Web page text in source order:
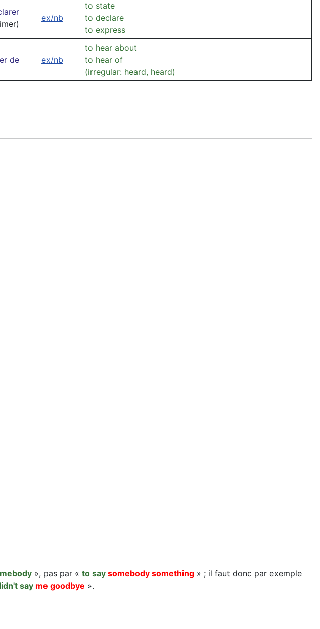
ex/nb
to state
to declare
to express
de ex/nb
to hear about
to hear of
(irregular: heard, heard)
», pas par « to say somebody something » ; il faut donc par exemple
say me goodbye ».